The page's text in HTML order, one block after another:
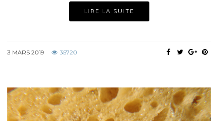
LIRE LA SUITE
3 MARS 2019 35720